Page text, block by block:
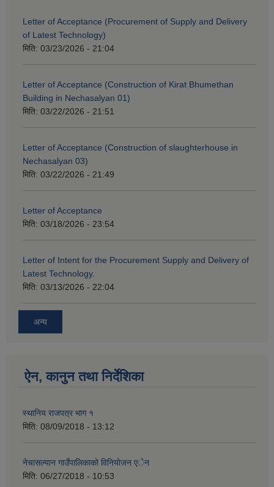
Letter of Acceptance (Procurement of Supply and Delivery
of Latest Technology)
मिति: 03/23/2026 - 21:04
Letter of Acceptance (Construction of Kirat Bhumethan
Building in Nechasalyan 01)
मिति: 03/22/2026 - 21:51
Letter of Acceptance (Construction of slaughterhouse in
Nechasalyan 03)
मिति: 03/22/2026 - 21:49
Letter of Acceptance
मिति: 03/18/2026 - 23:54
Letter of Intent for the Procurement Supply and Delivery of
Latest Technology.
मिति: 03/13/2026 - 22:04
अन्य
ऐन, कानुन तथा निर्देशिका
स्थानिय राजपत्र भाग १
मिति: 08/09/2018 - 13:12
नेचासल्यान गाउँपालिकाकाे विनियाेजन एेन
मिति: 06/27/2018 - 10:53